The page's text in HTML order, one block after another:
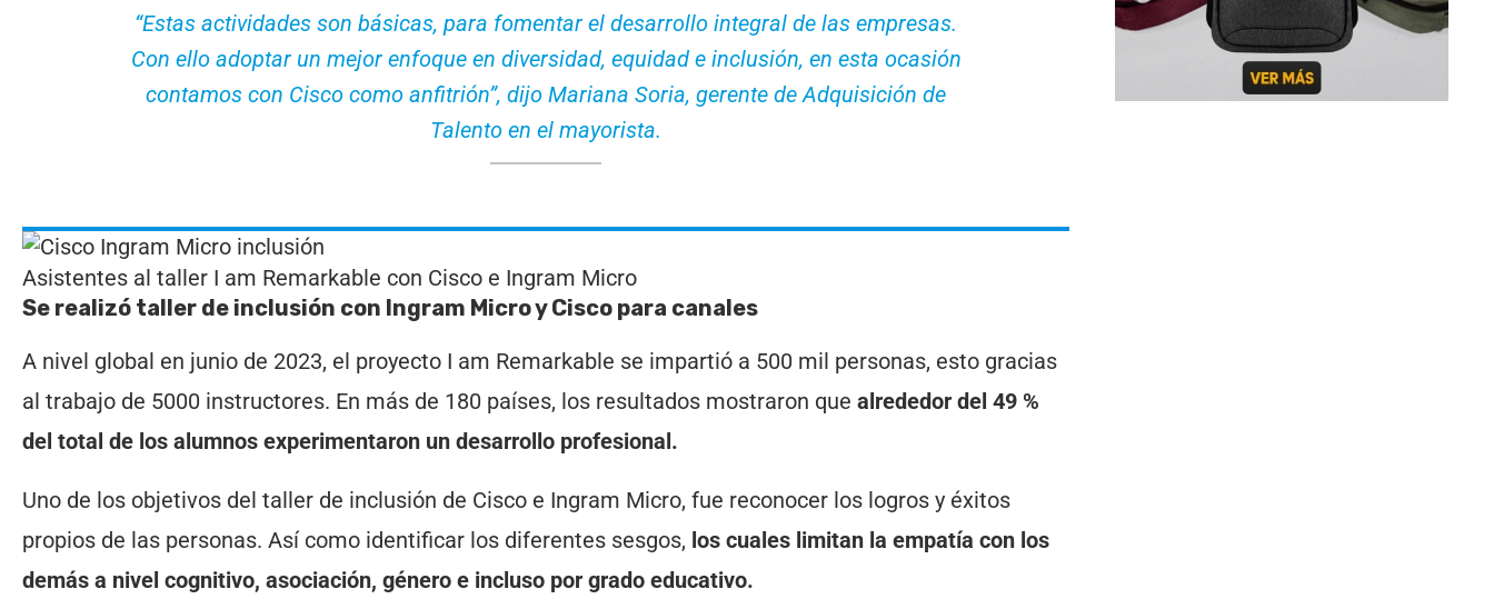
“Estas actividades son básicas, para fomentar el desarrollo integral de las empresas.
Con ello adoptar un mejor enfoque en diversidad, equidad e inclusión, en esta ocasión
contamos con Cisco como anfitrión”, dijo Mariana Soria, gerente de Adquisición de
Talento en el mayorista.
Asistentes al taller I am Remarkable con Cisco e Ingram Micro
Se realizó taller de inclusión con Ingram Micro y Cisco para canales
A nivel global en junio de 2023, el proyecto I am Remarkable se impartió a 500 mil personas, esto gracias
al trabajo de 5000 instructores. En más de 180 países, los resultados mostraron que alrededor del 49 %
del total de los alumnos experimentaron un desarrollo profesional.
Uno de los objetivos del taller de inclusión de Cisco e Ingram Micro, fue reconocer los logros y éxitos
propios de las personas. Así como identificar los diferentes sesgos, los cuales limitan la empatía con los
demás a nivel cognitivo, asociación, género e incluso por grado educativo.